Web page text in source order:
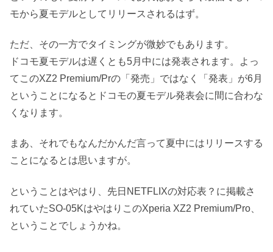
モから夏モデルとしてリリースされるはず。
ただ、その一方でタイミングが微妙でもあります。
ドコモ夏モデルは遅くとも5月中には発表されます。よっ
てこのXZ2 Premium/Prの「発売」ではなく「発表」が6月
ということになるとドコモの夏モデル発表会に間に合わな
くなります。
まあ、それでもなんだかんだ言って夏中にはリリースする
ことになるとは思いますが。
ということはやはり、先日NETFLIXの対応表？に掲載さ
れていたSO-05KはやはりこのXperia XZ2 Premium/Pro、
ということでしょうかね。